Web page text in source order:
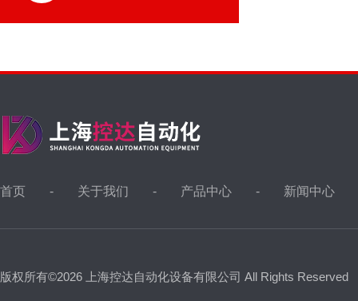
首页 关于我们 产品中心 新闻中心
版权所有©2026 上海控达自动化设备有限公司 All Rights Reserved